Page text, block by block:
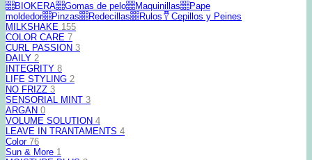
BIOKERA
Gomas de pelo Maquinillas
Pape
moldedor
Pinzas Redecillas Rulos
Cepillos y Peines
MILKSHAKE 155
COLOR CARE 7
CURL PASSION 3
DAILY 2
INTEGRITY 8
LIFE STYLING 2
NO FRIZZ 3
SENSORIAL MINT 3
ARGAN 0
VOLUME SOLUTION 4
LEAVE IN TRANTAMENTS 4
Color 76
Sun & More 1